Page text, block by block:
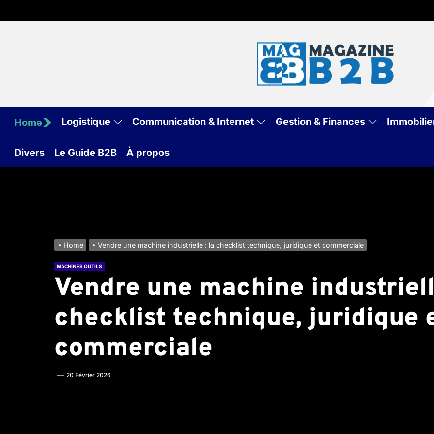
Home Logistique Communication & Internet Gestion & Finances
Divers Le Guide B2B À propos
Home Vendre une machine industrielle : la checklist technique, juridique et commerciale
MACHINES OUTILS
Vendre une machine
checklist technique, juridique
commerciale
20 Février 2026